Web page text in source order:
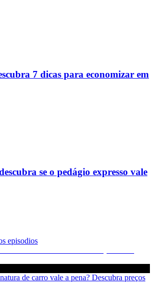
7 dicas para economizar em
se o pedágio expresso vale
episodios
de carro vale a pena? Descubra preços